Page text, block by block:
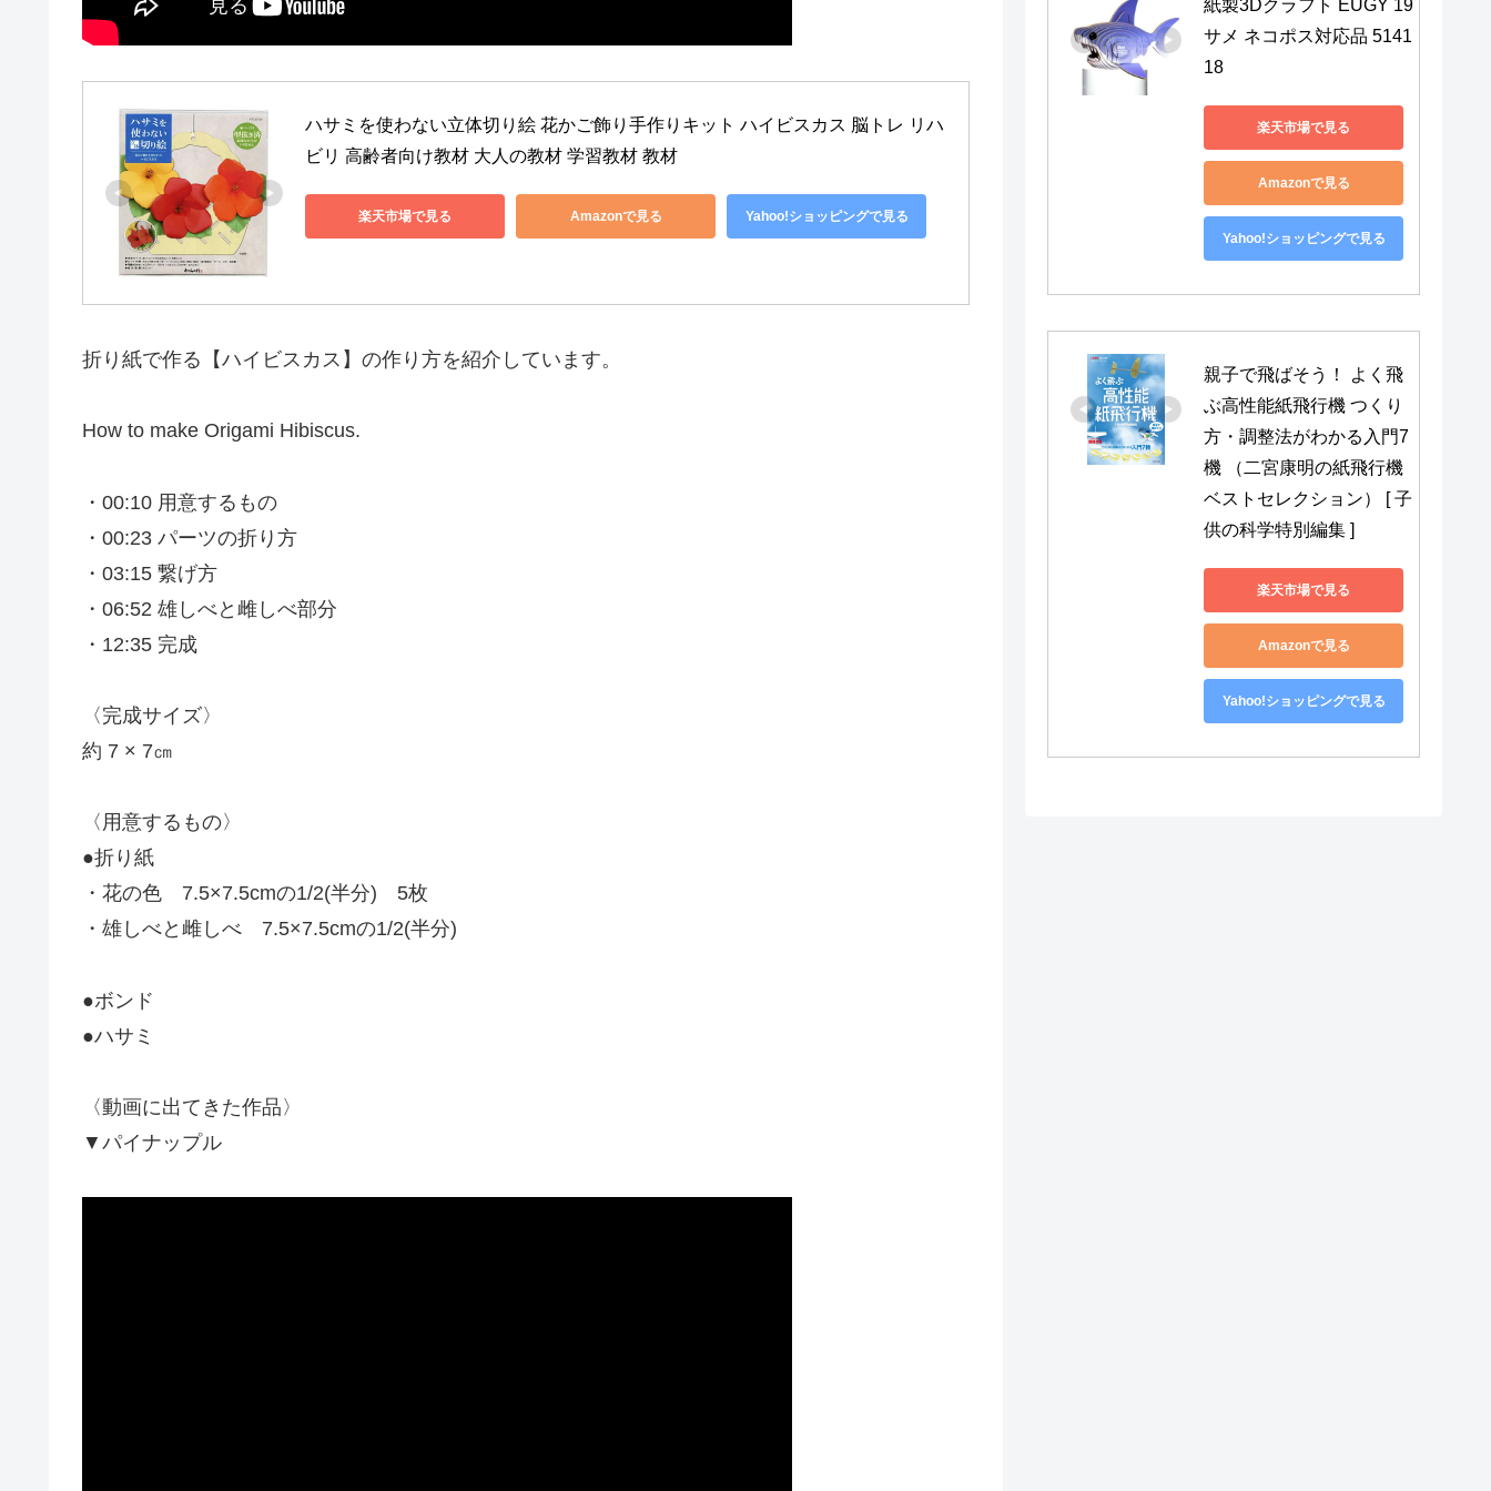
ハサミを使わない立体切り絵 花かご飾り手作りキット ハイビスカス 脳トレ リハ
ビリ 高齢者向け教材 大人の教材 学習教材 教材
楽天市場で見る Amazonで見る Yahoo!ショッピングで見る
折り紙で作る【ハイビスカス】の作り方を紹介しています。
How to make Origami Hibiscus.
・00:10 用意するもの
・00:23 パーツの折り方
・03:15 繋げ方
・06:52 雄しべと雌しべ部分
・12:35 完成
〈完成サイズ〉
約 7 × 7㎝
〈用意するもの〉
●折り紙
・花の色 7.5×7.5cmの1/2(半分) 5枚
・雄しべと雌しべ 7.5×7.5cmの1/2(半分)
●ボンド
●ハサミ
〈動画に出てきた作品〉
▼パイナップル
紙製3Dクラフト EUGY 19
サメ ネコポス対応品 5141
18
楽天市場で見る
Amazonで見る
Yahoo!ショッピングで見る
親子で飛ばそう！ よく飛
ぶ高性能紙飛行機 つくり
方・調整法がわかる入門7
機 （二宮康明の紙飛行機
ベストセレクション） [ 子
供の科学特別編集 ]
楽天市場で見る
Amazonで見る
Yahoo!ショッピングで見る